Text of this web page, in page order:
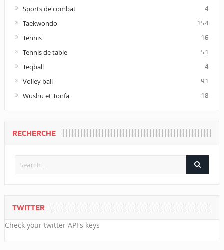
Sports de combat 4
Taekwondo 154
Tennis 16
Tennis de table 51
Teqball 4
Volley ball 91
Wushu et Tonfa 18
RECHERCHE
TWITTER
Check your twitter API's keys